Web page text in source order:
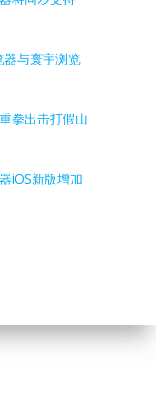
器与寰宇浏览
拳出击打假山
iOS新版增加